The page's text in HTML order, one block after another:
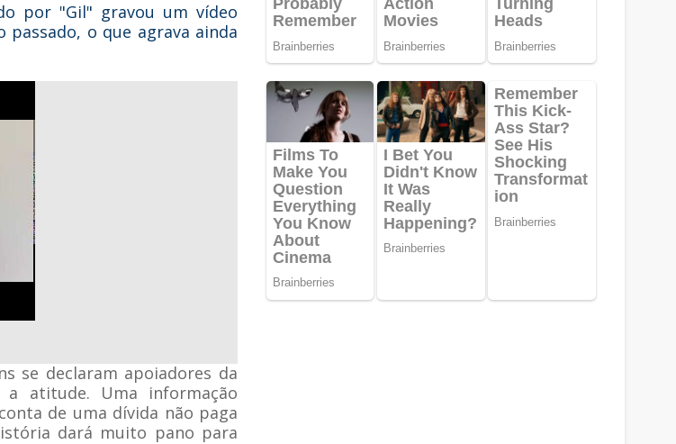
por "Gil" gravou um vídeo
o que agrava ainda
se declaram apoiadores da
atitude. Uma informação
de uma dívida não paga
dará muito pano para